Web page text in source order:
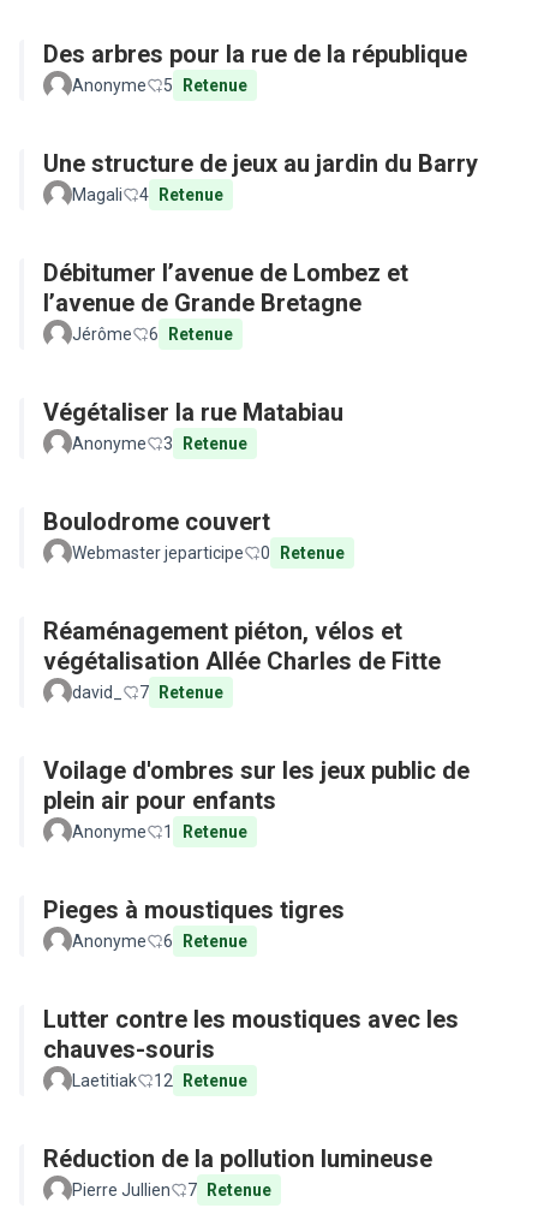
Des arbres pour la rue de la république
Anonyme 5 Retenue
Une structure de jeux au jardin du Barry
Magali 4 Retenue
Débitumer l’avenue de Lombez et
l’avenue de Grande Bretagne
Jérôme 6 Retenue
Végétaliser la rue Matabiau
Anonyme 3 Retenue
Boulodrome couvert
Webmaster jeparticipe 0 Retenue
Réaménagement piéton, vélos et
végétalisation Allée Charles de Fitte
david_ 7 Retenue
Voilage d'ombres sur les jeux public de
plein air pour enfants
Anonyme 1 Retenue
Pieges à moustiques tigres
Anonyme 6 Retenue
Lutter contre les moustiques avec les
chauves-souris
Laetitiak 12 Retenue
Réduction de la pollution lumineuse
Pierre Jullien 7 Retenue